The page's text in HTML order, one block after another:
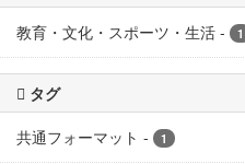
教育・文化・スポーツ・生活 - 1
タグ
共通フォーマット - 1